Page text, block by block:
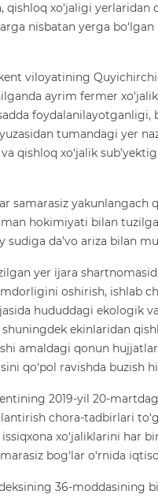
xo‘jaligi
nisbatan yerga
viloyatining
ayrim fermer
tumandagi yer
qishloq xo‘jalik
samarasiz yakunlangach
hokimiyati bilan
da’vo ariza bilan
yer ijara
oshirish, ishlab
hududdagi ekologik
ekinlaridan
amaldagi qonun
qo‘pol ravishda buzish
2019-yil 20-
chora-tadbirlari
xo‘jaliklarini har
bog‘lar o‘rnida
36-moddasining